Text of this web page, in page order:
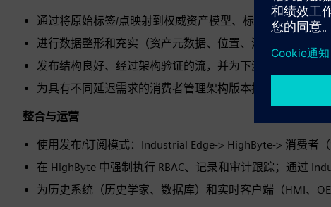
通过将原始标签/点映射到权威资产模型、标准化标签名称
进行数据整形和充实（资产元数据、位置、流程上下文、转
发布结构良好、经过架构验证的流，并为下游消费者（
为具有不同延迟需求的消费者管理架构版本控制、转换、
整合与运营
使用发布/订阅模式：Industrial Edge-> HighByte-> 消费者（
在 HighByte 中强制执行 RBAC、记录和审计跟踪；通过
为历史系统（历史学家、数据库）和实时客户端（HMI、